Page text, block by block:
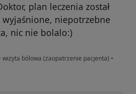
plan leczenia został
wyjaśnione, niepotrzebne
nic nie bolalo:)
wizyta bólowa (zaopatrzenie pacjenta) •